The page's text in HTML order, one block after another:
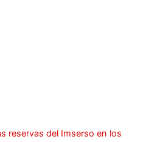
reservas del Imserso en los